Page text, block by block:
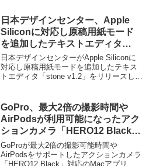
日本デザインセンター、Apple
Siliconに対応し原稿用紙モード
を追加したテキストエディタ
「stone v1.2」をリリース。
日本デザインセンターがApple Siliconに
対応し原稿用紙モードを追加したテキス
トエディタ「stone v1.2」をリリースして
GoPro、最大2倍の撮影時間や
AirPodsが利用可能になったアク
ションカメラ「HERO12 Black」
対応のMacアプリ「GoPro
Player + ReelSteady」をリリー
GoProが最大2倍の撮影可能時間や
AirPodsをサポートしたアクションカメラ
「HERO12 Black」対応のMacアプリ